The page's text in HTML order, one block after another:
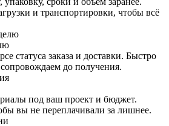
и транспортировки, чтобы всё
статуса заказа и доставки. Быстро
до получения.
под ваш проект и бюджет.
вы не переплачивали за лишнее.